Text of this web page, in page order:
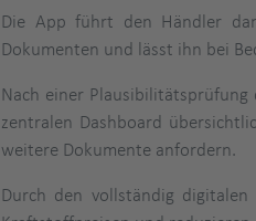
Die App führt den Händler
Dokumenten und lässt ihn bei
Nach einer Plausibilitätsprüfung
zentralen Dashboard
weitere Dokumente anfordern.
Durch den vollständig